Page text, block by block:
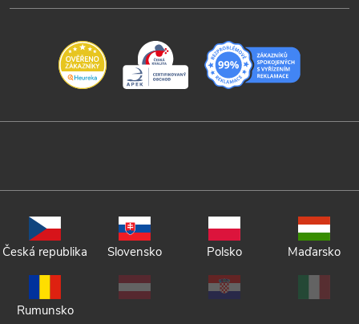
Česká republika Slovensko Polsko Maďarsko
Rumunsko